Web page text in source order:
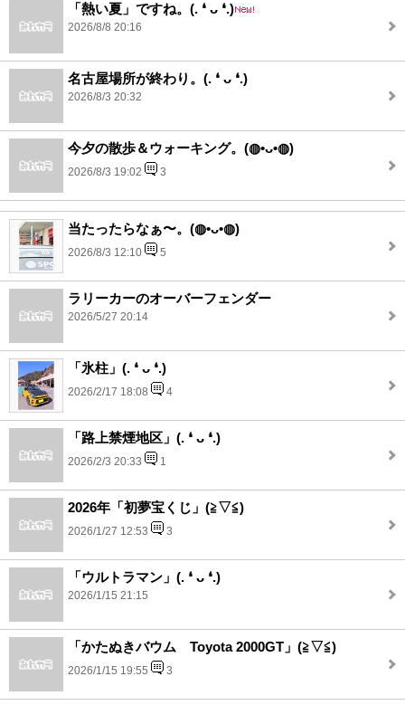
「熱い夏」ですね。(⁠.⁠ ⁠❛⁠ ⁠ᴗ⁠ ⁠❛⁠.⁠)
2026/8/8 20:16
名古屋場所が終わり。(⁠.⁠ ⁠❛⁠ ⁠ᴗ⁠ ⁠❛⁠.⁠)
2026/8/3 20:32
今夕の散歩＆ウォーキング。(⁠◍⁠•⁠ᴗ⁠•⁠◍⁠)
2026/8/3 19:02 3
当たったらなぁ〜。(⁠◍⁠•⁠ᴗ⁠•⁠◍⁠)
2026/8/3 12:10 5
ラリーカーのオーバーフェンダー
2026/5/27 20:14
「氷柱」(⁠.⁠ ⁠❛⁠ ⁠ᴗ⁠ ⁠❛⁠.⁠)
2026/2/17 18:08 4
「路上禁煙地区」(⁠.⁠ ⁠❛⁠ ⁠ᴗ⁠ ⁠❛⁠.⁠)
2026/2/3 20:33 1
2026年「初夢宝くじ」(⁠≧⁠▽⁠≦⁠)
2026/1/27 12:53 3
「ウルトラマン」(⁠.⁠ ⁠❛⁠ ⁠ᴗ⁠ ⁠❛⁠.⁠)
2026/1/15 21:15
「かたぬきバウム Toyota 2000GT」(⁠≧⁠▽⁠≦⁠)
2026/1/15 19:55 3